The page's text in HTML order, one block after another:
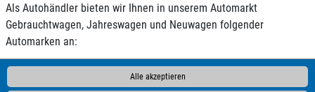
Alle akzeptieren
Als Autohändler bieten wir Ihnen in unserem Automarkt
Gebrauchtwagen, Jahreswagen und Neuwagen folgender
Automarken an:
ALPINA Abarth Ahorn Aixam Alfa Romeo
Andere
Audi
BAIC BAW BMW BYD Bentley Borgward